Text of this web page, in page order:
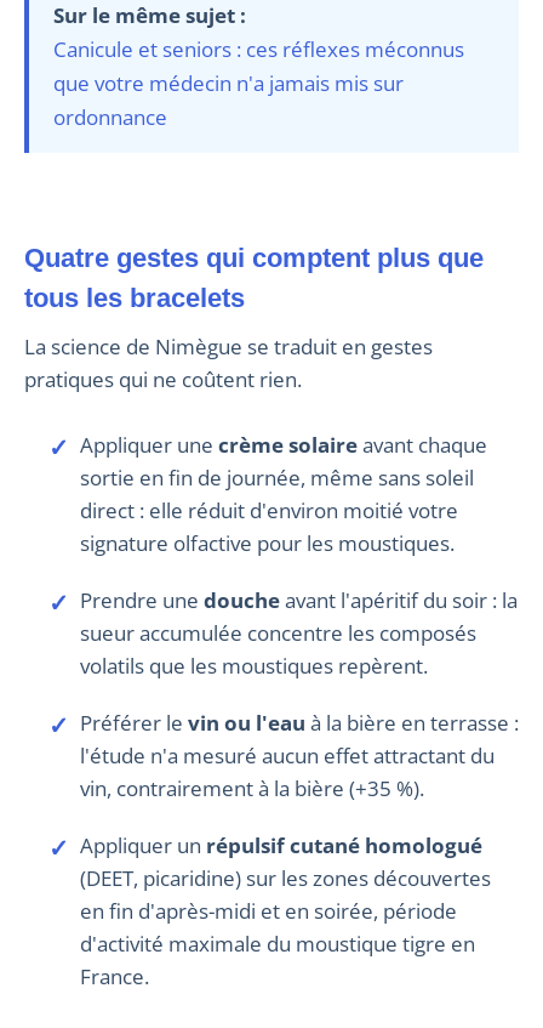
Sur le même sujet :
Canicule et seniors : ces réflexes méconnus
que votre médecin n'a jamais mis sur
ordonnance
Quatre gestes qui comptent plus que
tous les bracelets
La science de Nimègue se traduit en gestes
pratiques qui ne coûtent rien.
Appliquer une crème solaireavant chaque
sortie en fin de journée, même sans soleil
direct : elle réduit d'environ moitié votre
signature olfactive pour les moustiques.
Prendre une doucheavant l'apéritif du soir : la
sueur accumulée concentre les composés
volatils que les moustiques repèrent.
Préférer le vin ou l'eau à la bière en terrasse :
l'étude n'a mesuré aucun effet attractant du
vin, contrairement à la bière (+35 %).
Appliquer un répulsif cutané homologué
(DEET, picaridine) sur les zones découvertes
en fin d'après-midi et en soirée, période
d'activité maximale du moustique tigre en
France.